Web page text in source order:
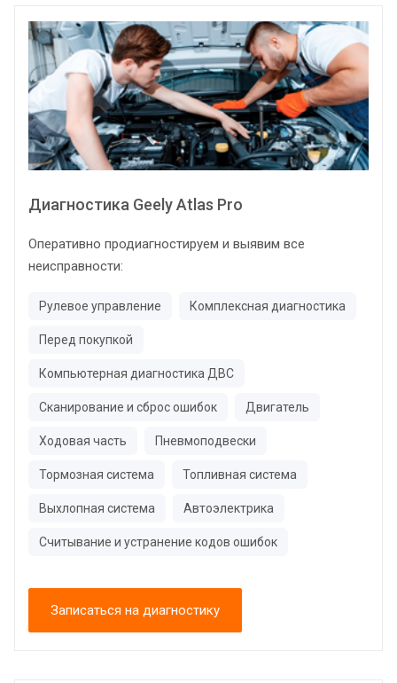
Диагностика Geely Atlas Pro
Оперативно продиагностируем и выявим все
неисправности:
Рулевое управление Комплексная диагностика
Перед покупкой
Компьютерная диагностика ДВС
Сканирование и сброс ошибок Двигатель
Ходовая часть Пневмоподвески
Тормозная система Топливная система
Выхлопная система Автоэлектрика
Считывание и устранение кодов ошибок
Записаться на диагностику